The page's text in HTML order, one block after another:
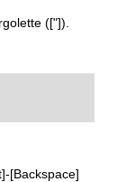
(["]).
-[Backspace]